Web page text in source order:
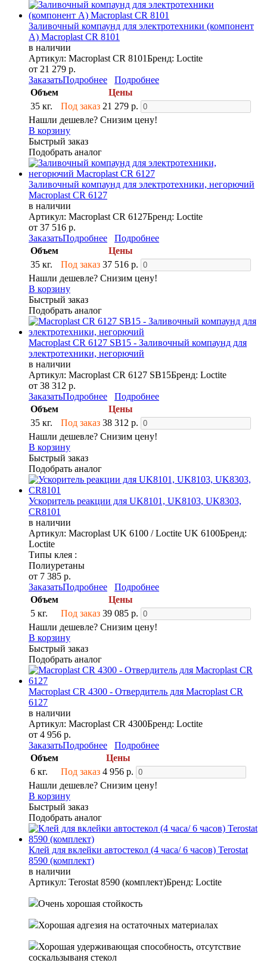
Заливочный компаунд для электротехники (компонент
А) Macroplast CR 8101
в наличии
Артикул: Macroplast CR 8101Бренд: Loctite
от 21 279 р.
ЗаказатьПодробнее
Подробнее
Объем
Цены
35 кг.
Под заказ 21 279 р.
Нашли дешевле? Снизим цену!
В корзину
Быстрый заказ
Подобрать аналог
Заливочный компаунд для электротехники, негорючий
Macroplast CR 6127
в наличии
Артикул: Macroplast CR 6127Бренд: Loctite
от 37 516 р.
ЗаказатьПодробнее
Подробнее
Объем
Цены
35 кг.
Под заказ 37 516 р.
Нашли дешевле? Снизим цену!
В корзину
Быстрый заказ
Подобрать аналог
Macroplast CR 6127 SB15 - Заливочный компаунд для
электротехники, негорючий
в наличии
Артикул: Macroplast CR 6127 SB15Бренд: Loctite
от 38 312 р.
ЗаказатьПодробнее
Подробнее
Объем
Цены
35 кг.
Под заказ 38 312 р.
Нашли дешевле? Снизим цену!
В корзину
Быстрый заказ
Подобрать аналог
Ускоритель реакции для UK8101, UK8103, UK8303,
CR8101
в наличии
Артикул: Macroplast UK 6100 / Loctite UK 6100Бренд:
Loctite
Типы клея :
Полиуретаны
от 7 385 р.
ЗаказатьПодробнее
Подробнее
Объем
Цены
5 кг.
Под заказ 39 085 р.
Нашли дешевле? Снизим цену!
В корзину
Быстрый заказ
Подобрать аналог
Macroplast CR 4300 - Отвердитель для Macroplast CR
6127
в наличии
Артикул: Macroplast CR 4300Бренд: Loctite
от 4 956 р.
ЗаказатьПодробнее
Подробнее
Объем
Цены
6 кг.
Под заказ 4 956 р.
Нашли дешевле? Снизим цену!
В корзину
Быстрый заказ
Подобрать аналог
Клей для вклейки автостекол (4 часа/ 6 часов) Terostat
8590 (комплект)
в наличии
Артикул: Terostat 8590 (комплект)Бренд: Loctite
Очень хорошая стойкость
Хорошая адгезия на остаточных материалах
Хорошая удерживающая способность, отсутствие
соскальзываня стекол